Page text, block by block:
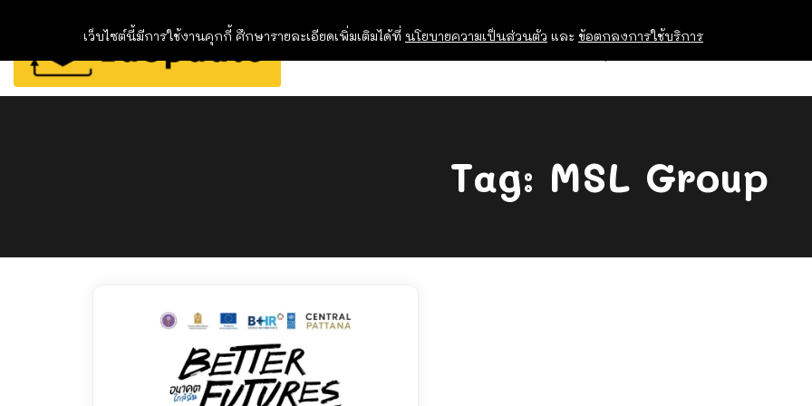
Tag: MSL Group
เว็บไซต์นี้มีการใช้งานคุกกี้ ศึกษารายละเอียดเพิ่มเติมได้ที่ นโยบายความเป็นส่วนตัว และ ข้อตกลงการใช้บริการ